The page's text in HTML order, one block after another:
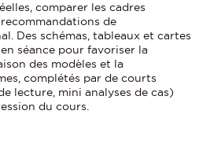
comparer les cadres
de
Des schémas, tableaux et cartes
séance pour favoriser la
des modèles et la
complétés par de courts
lecture, mini analyses de cas)
du cours.